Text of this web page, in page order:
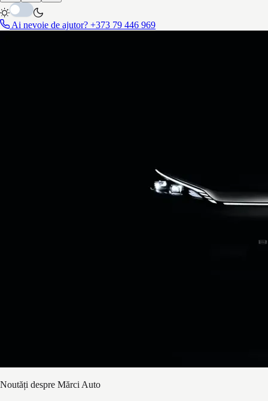
Ai nevoie de ajutor? +373 79 446 969
Noutăți despre Mărci Auto